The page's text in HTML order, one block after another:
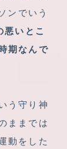
ンでいう
悪いとこ
期なんで
う守り神
ままでは
動をした